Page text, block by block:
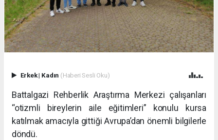
Erkek| Kadın (Haberi Sesli Oku)
Battalgazi Rehberlik Araştırma Merkezi çalışanları
“otizmli bireylerin aile eğitimleri” konulu kursa
katılmak amacıyla gittiği Avrupa’dan önemli bilgilerle
döndü.